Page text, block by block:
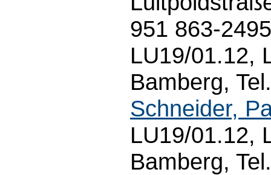
951 863-
LU19/01.12,
Bamberg,
Schneider,
LU19/01.12,
Bamberg,